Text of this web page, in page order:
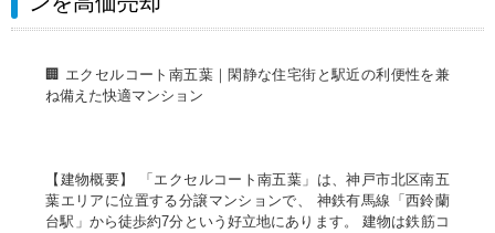
🏢 エクセルコート南五葉｜閑静な住宅街と駅近の利便性を兼
ね備えた快適マンション
【建物概要】 「エクセルコート南五葉」は、神戸市北区南五
葉エリアに位置する分譲マンションで、 神鉄有馬線「西鈴蘭
台駅」から徒歩約7分という好立地にあります。 建物は鉄筋コ